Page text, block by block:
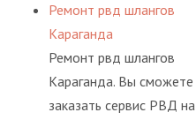
предприятия.
разовой основе либо на
условиях
долговременного
комплексного
обслуживания
Ремонт рвд шлангов
Караганда
Ремонт рвд шлангов
Караганда. Вы сможете
заказать сервис РВД на